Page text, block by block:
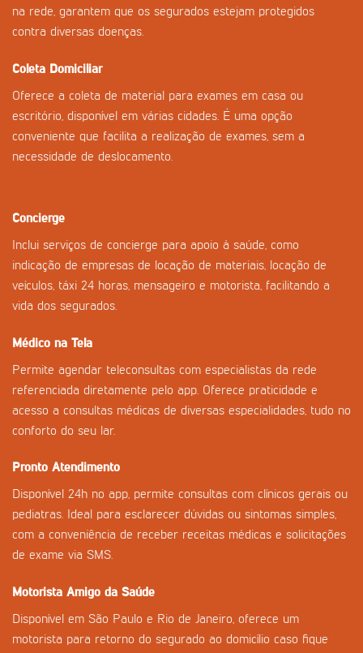
na rede, garantem que os segurados estejam protegidos
contra diversas doenças.
Coleta Domiciliar
Oferece a coleta de material para exames em casa ou
escritório, disponível em várias cidades. É uma opção
conveniente que facilita a realização de exames, sem a
necessidade de deslocamento.
Concierge
Inclui serviços de concierge para apoio à saúde, como
indicação de empresas de locação de materiais, locação de
veículos, táxi 24 horas, mensageiro e motorista, facilitando a
vida dos segurados.
Médico na Tela
Permite agendar teleconsultas com especialistas da rede
referenciada diretamente pelo app. Oferece praticidade e
acesso a consultas médicas de diversas especialidades, tudo no
conforto do seu lar.
Pronto Atendimento
Disponível 24h no app, permite consultas com clínicos gerais ou
pediatras. Ideal para esclarecer dúvidas ou sintomas simples,
com a conveniência de receber receitas médicas e solicitações
de exame via SMS.
Motorista Amigo da Saúde
Disponível em São Paulo e Rio de Janeiro, oferece um
motorista para retorno do segurado ao domicílio caso fique